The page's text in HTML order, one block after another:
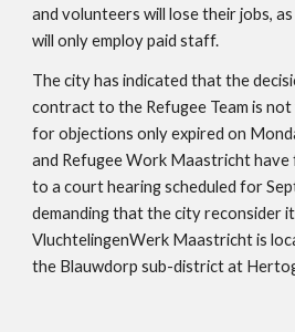
and volunteers will lose their jobs,
will only employ paid staff.
The city has indicated that the
contract to the Refugee Team is not
for objections only expired on
and Refugee Work Maastricht have
to a court hearing scheduled for
demanding that the city reconsider
VluchtelingenWerk Maastricht is
the Blauwdorp sub-district at